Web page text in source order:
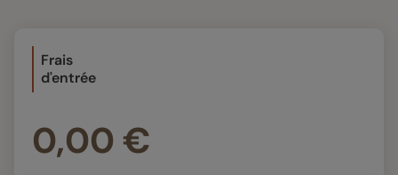
Frais
d'entrée
0,00 €